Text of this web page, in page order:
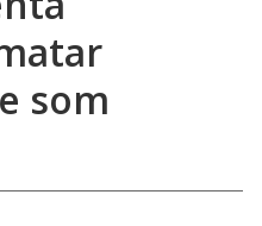
som